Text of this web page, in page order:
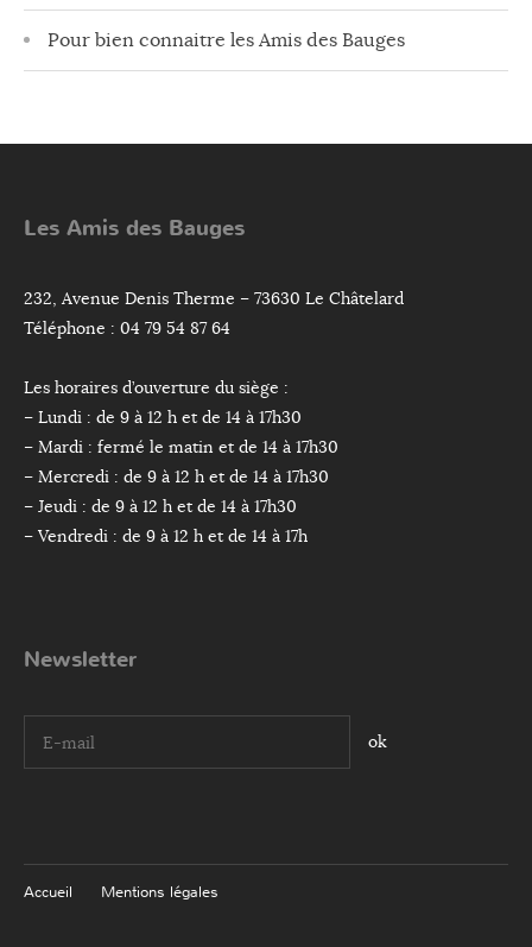
Pour bien connaitre les Amis des Bauges
Les Amis des Bauges
232, Avenue Denis Therme – 73630 Le Châtelard
Téléphone : 04 79 54 87 64
Les horaires d’ouverture du siège :
– Lundi : de 9 à 12 h et de 14 à 17h30
– Mardi : fermé le matin et de 14 à 17h30
– Mercredi : de 9 à 12 h et de 14 à 17h30
– Jeudi : de 9 à 12 h et de 14 à 17h30
– Vendredi : de 9 à 12 h et de 14 à 17h
Newsletter
I agree terms and conditions.*
Accueil Mentions légales